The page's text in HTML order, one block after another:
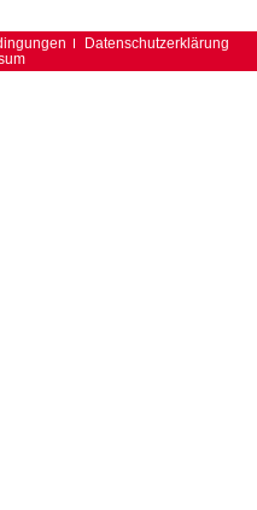
Datenschutzerklärung